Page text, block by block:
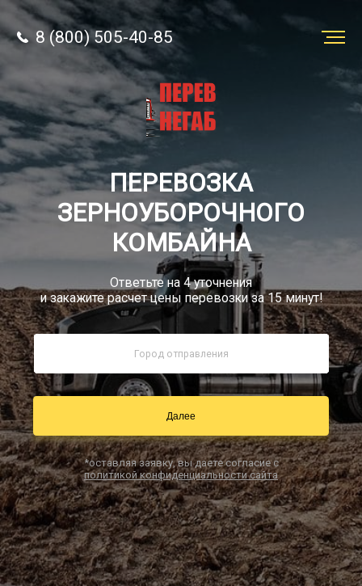
8 (800) 505-40-85
Звонок по РФ бесплатно
sale@simtruck-negabarit.ru
Заказать звонок
Заказать
8 (800) 505-40-85
ПЕРЕВОЗКА
ЗЕРНОУБОРОЧНОГО
КОМБАЙНА
Ответьте на 4 уточнения
и закажите расчет цены перевозки за 15 минут!
Далее
*оставляя заявку, вы даете согласие с
политикой конфиденциальности сайта